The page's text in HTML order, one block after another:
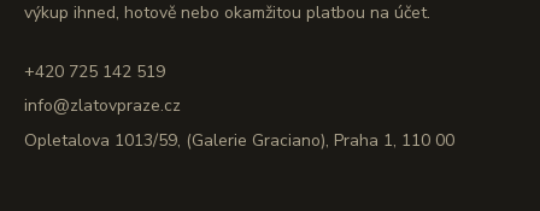
výkup ihned, hotově nebo okamžitou platbou na účet.
+420 725 142 519
info@zlatovpraze.cz
Opletalova 1013/59, (Galerie Graciano), Praha 1, 110 00